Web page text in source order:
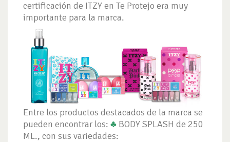
certificación de ITZY en Te Protejo era muy
importante para la marca.
Entre los productos destacados de la marca se
pueden encontrar los: ♣ BODY SPLASH de 250
ML., con sus variedades: